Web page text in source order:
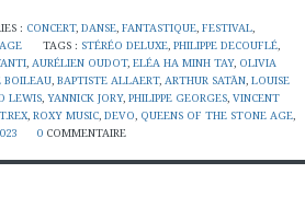
: CONCERT, DANSE, FANTASTIQUE, FESTIVAL,
TAGS : STÉRÉO DELUXE ,PHILIPPE DECOUFLÉ
AURÉLIEN OUDOT, ELÉA HA MINH TAY, OLIVIA
BOILEAU BAPTISTE ALLAERT, ARTHUR SATĀN LOUISE
LEWIS YANNICK JORY, PHILIPPE GEORGES VINCENT
T.REX ROXY MUSIC DEVO QUEENS OF THE STONE AGE
0 COMMENTAIRE